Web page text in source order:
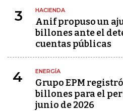
3 HACIENDA
Anif propuso un
billones ante el
cuentas públicas
4 ENERGÍA
Grupo EPM
billones para el
junio de 2026